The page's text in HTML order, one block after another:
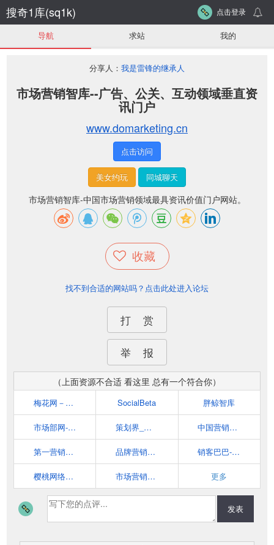
搜奇1库(sq1k) 点击登录
导航 求站 我的
分享人： 我是雷锋的继承人
市场营销智库--广告、公关、互动领域垂直资
讯门户
www.domarketing.cn
点击访问
美女约玩 同城聊天
市场营销智库-中国市场营销领域最具资讯价值门户网站。
收藏
找不到合适的网站吗？点击此处进入论坛
打 赏
举 报
（上面资源不合适 看这里 总有一个符合你）
梅花网－营销者的信息中心 SocialBeta 胖鲸智库
市场部网-你的云端市场部 策划界_最专业的品牌营销策划交流平台 中国营销网门户-第一赢销网
第一营销网 cmmo.cn 品牌营销案例分析_互联网营销策划学习平台-猴哥营销笔记 销客巴巴-市场营销案例分析及网络营销策略学习平台
樱桃网络营销博客 市场营销智库--广告、公关、互动领域垂直资讯门户 更多
发表